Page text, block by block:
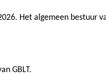
Het algemeen bestuur
GBLT.